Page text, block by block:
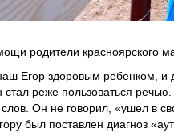
родители красноярского
Егор здоровым ребенком, и
стал реже пользоваться
Он не говорил, «ушел в
был поставлен диагноз